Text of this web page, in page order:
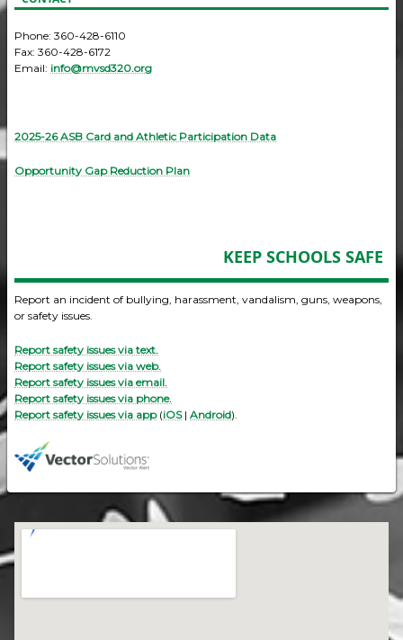
Phone: 360-428-6110
Fax: 360-428-6172
Email: info@mvsd320.org
2025-26 ASB Card and Athletic Participation Data
Opportunity Gap Reduction Plan
KEEP SCHOOLS SAFE
Report an incident of bullying, harassment, vandalism, guns, weapons,
or safety issues.
Report safety issues via text.
Report safety issues via web.
Report safety issues via email.
Report safety issues via phone.
Report safety issues via app(iOS| Android).